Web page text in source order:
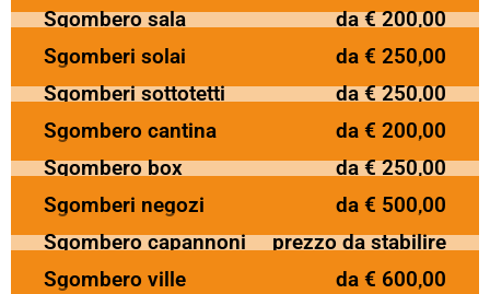
Sgombero sala
da € 200,00
Sgomberi solai
da € 250,00
Sgomberi sottotetti
da € 250,00
Sgombero cantina
da € 200,00
Sgombero box
da € 250,00
Sgomberi negozi
da € 500,00
Sgombero capannoni
prezzo da stabilire
Sgombero ville
da € 600,00